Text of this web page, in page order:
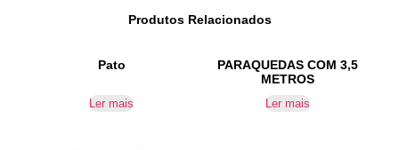
Produtos Relacionados
Pato
Ler mais
PARAQUEDAS COM 3,5
METROS
Ler mais